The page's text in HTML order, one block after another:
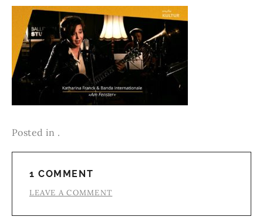
Posted in .
1 COMMENT
LEAVE A COMMENT